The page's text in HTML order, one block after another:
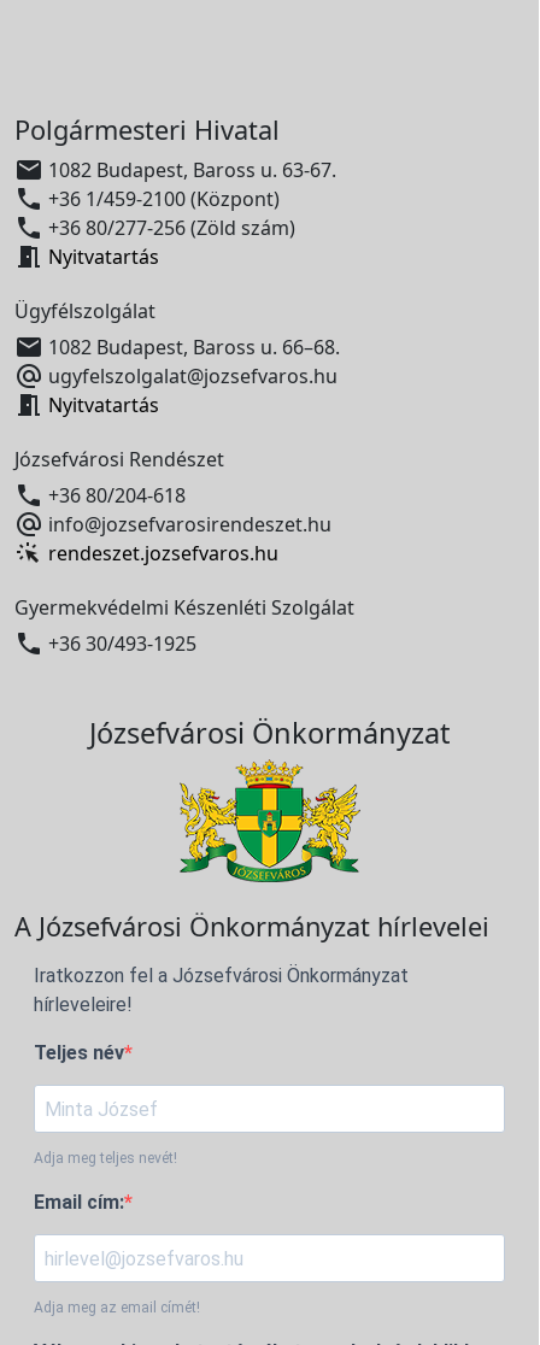
Polgármesteri Hivatal
 1082 Budapest, Baross u. 63-67.
 +36 1/459-2100 (Központ)
 +36 80/277-256 (Zöld szám)
 Nyitvatartás
Ügyfélszolgálat
 1082 Budapest, Baross u. 66–68.
 ugyfelszolgalat@jozsefvaros.hu
 Nyitvatartás
Józsefvárosi Rendészet
 +36 80/204-618
 info@jozsefvarosirendeszet.hu
rendeszet.jozsefvaros.hu
Gyermekvédelmi Készenléti Szolgálat
 +36 30/493-1925
Józsefvárosi Önkormányzat
A Józsefvárosi Önkormányzat hírlevelei
Iratkozzon fel a Józsefvárosi Önkormányzat
hírleveleire!
Teljes név
Adja meg teljes nevét!
Email cím:
Adja meg az email címét!